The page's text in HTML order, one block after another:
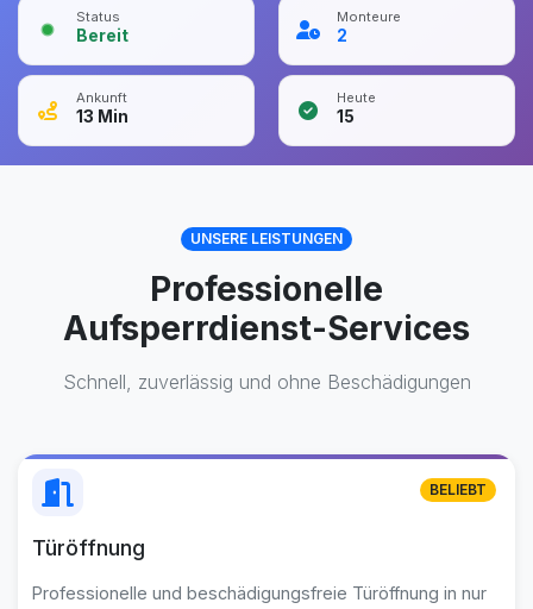
Status
Bereit
Monteure
2
Ankunft
13 Min
Heute
15
UNSERE LEISTUNGEN
Professionelle
Aufsperrdienst-Services
Schnell, zuverlässig und ohne Beschädigungen
Türöffnung
Professionelle und beschädigungsfreie Türöffnung in nur
BELIEBT